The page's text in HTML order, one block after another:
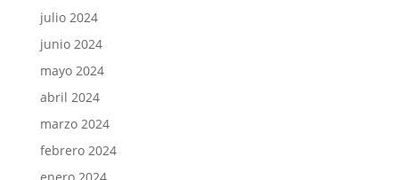
julio 2024
junio 2024
mayo 2024
abril 2024
marzo 2024
febrero 2024